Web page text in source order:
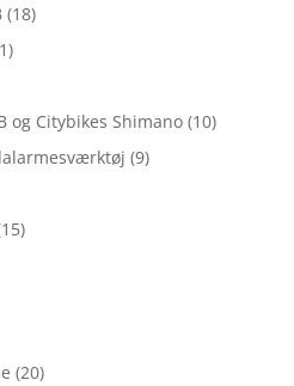
(18)
Citybikes Shimano (10)
(9)
(20)